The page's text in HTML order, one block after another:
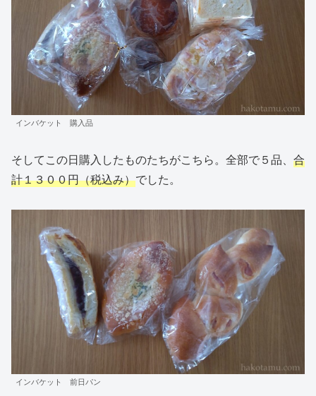
インバケット 購入品
そしてこの日購入したものたちがこちら。全部で５品、 合
計１３００円（税込み）でした。
インバケット 前日パン